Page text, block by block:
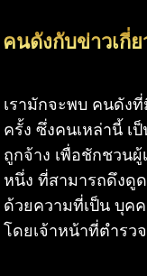
คนดังกับข่าวเกี่
เรามักจะพบ คนดัง
ครั้ง ซึ่งคนเหล่านี้ เ
ถูกจ้าง เพื่อชักชวนผู้
หนึ่ง ที่สามารถดึงดู
ด้วยความที่เป็น บุค
โดยเจ้าหน้าที่ตำรว